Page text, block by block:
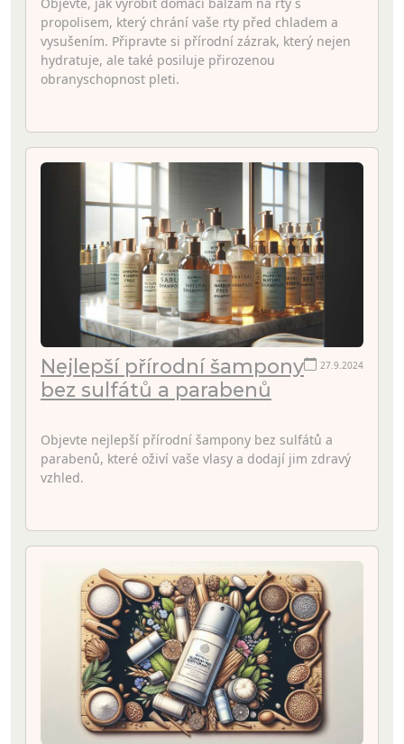
Objevte, jak vyrobit domácí balzám na rty s
propolisem, který chrání vaše rty před chladem a
vysušením. Připravte si přírodní zázrak, který nejen
hydratuje, ale také posiluje přirozenou
obranyschopnost pleti.
27.9.2024
Nejlepší přírodní šampony
bez sulfátů a parabenů
Objevte nejlepší přírodní šampony bez sulfátů a
parabenů, které oživí vaše vlasy a dodají jim zdravý
vzhled.